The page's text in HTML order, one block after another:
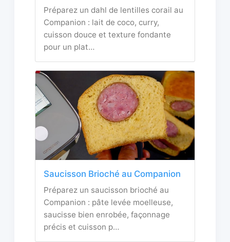
Préparez un dahl de lentilles corail au
Companion : lait de coco, curry,
cuisson douce et texture fondante
pour un plat…
Saucisson Brioché au Companion
Préparez un saucisson brioché au
Companion : pâte levée moelleuse,
saucisse bien enrobée, façonnage
précis et cuisson p…